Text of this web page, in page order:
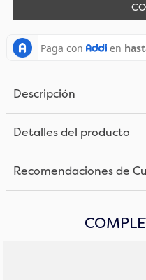
Descripción
Detalles del producto
Recomendaciones de